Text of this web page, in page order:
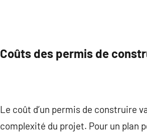
Coûts des permis de
Le coût d’un permis de construire
complexité du projet. Pour un plan